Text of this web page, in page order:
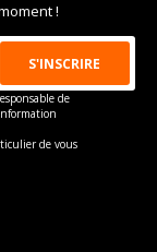
!
de
de vous